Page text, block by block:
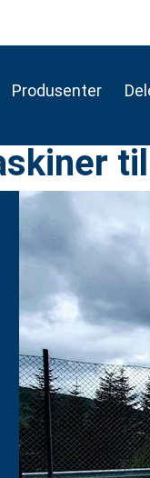
Produsenter